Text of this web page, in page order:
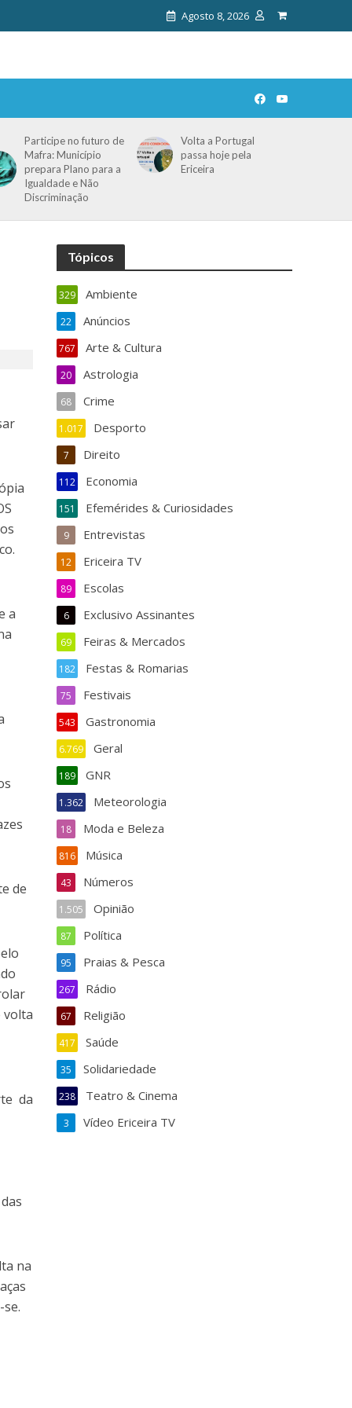
Agosto 8, 2026
Participe no futuro de
Mafra: Município
prepara Plano para a
Igualdade e Não
Discriminação
Volta a Portugal
passa hoje pela
Ericeira
a
de
volta
da
na
Tópicos
Ambiente
329
Anúncios
22
Arte & Cultura
767
Astrologia
20
Crime
68
Desporto
1.017
Direito
7
Economia
112
Efemérides & Curiosidades
151
Entrevistas
9
Ericeira TV
12
Escolas
89
Exclusivo Assinantes
6
Feiras & Mercados
69
Festas & Romarias
182
Festivais
75
Gastronomia
543
Geral
6.769
GNR
189
Meteorologia
1.362
Moda e Beleza
18
Música
816
Números
43
Opinião
1.505
Política
87
Praias & Pesca
95
Rádio
267
Religião
67
Saúde
417
Solidariedade
35
Teatro & Cinema
238
Vídeo Ericeira TV
3